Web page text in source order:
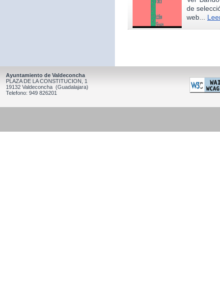
de
web...
Ayuntamiento de Valdeconcha
PLAZA DE LA CONSTITUCION, 1
19132 Valdeconcha (Guadalajara)
Telefono: 949 826201